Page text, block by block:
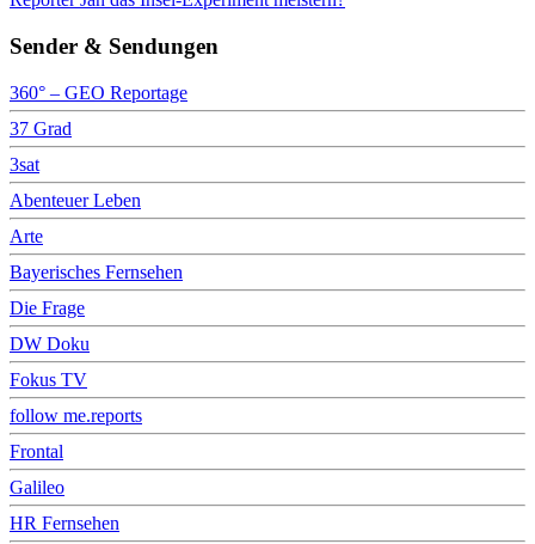
Sender & Sendungen
360° – GEO Reportage
37 Grad
3sat
Abenteuer Leben
Arte
Bayerisches Fernsehen
Die Frage
DW Doku
Fokus TV
follow me.reports
Frontal
Galileo
HR Fernsehen